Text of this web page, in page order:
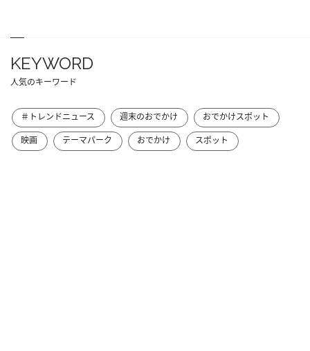
KEYWORD
人気のキーワード
＃トレンドニュース 週末のおでかけ
おでかけスポット
映画
テーマパーク おでかけ スポット